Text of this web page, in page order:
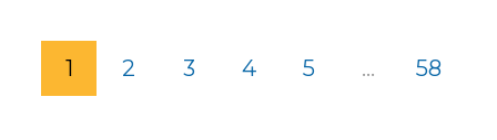
1 2 3 4 5 ... 58